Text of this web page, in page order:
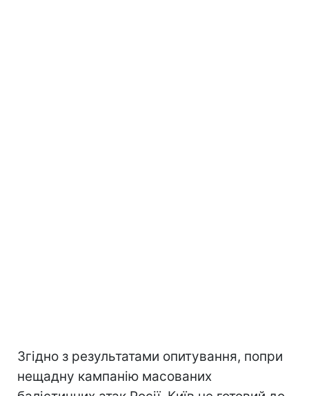
Згідно з результатами опитування, попри
нещадну кампанію масованих